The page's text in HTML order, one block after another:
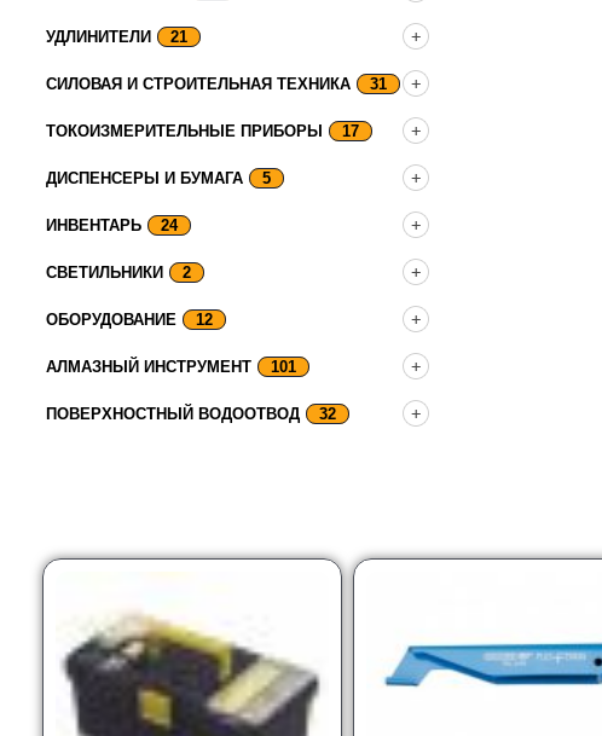
УДЛИНИТЕЛИ 21
СИЛОВАЯ И СТРОИТЕЛЬНАЯ ТЕХНИКА 31
ТОКОИЗМЕРИТЕЛЬНЫЕ ПРИБОРЫ 17
ДИСПЕНСЕРЫ И БУМАГА 5
ИНВЕНТАРЬ 24
СВЕТИЛЬНИКИ 2
ОБОРУДОВАНИЕ 12
АЛМАЗНЫЙ ИНСТРУМЕНТ 101
ПОВЕРХНОСТНЫЙ ВОДООТВОД 32